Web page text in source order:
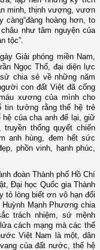
minh, thịnh vượng, vươn
hoàng hơn, to
như tâm nguyện của
tộc”.
Giải phóng miền Nam,
Ngọc Thổ, đại diện lực
chia sẻ về những năm
con đất Việt đã cống
xương của mình cho
tin tưởng rằng thế hệ trẻ
của cha anh để lại, giữ
thống quyết chiến
anh hùng, đem hết sức
phồn vinh, hạnh phúc,
đoàn Thành phố Hồ Chí
Đại học Quốc gia Thành
tỏ lòng biết ơn vô hạn đối
Mạnh Phương chia
trách nhiệm, sứ mệnh
cách mạng mà các thế
Việt Nam là một, dân
của đất nước, thế hệ